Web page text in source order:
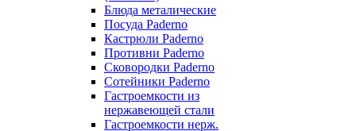
Блюда металические
Посуда Paderno
Кастрюли Paderno
Противни Paderno
Сковородки Paderno
Сотейники Paderno
Гастроемкости из
нержавеющей стали
Гастроемкости нерж.